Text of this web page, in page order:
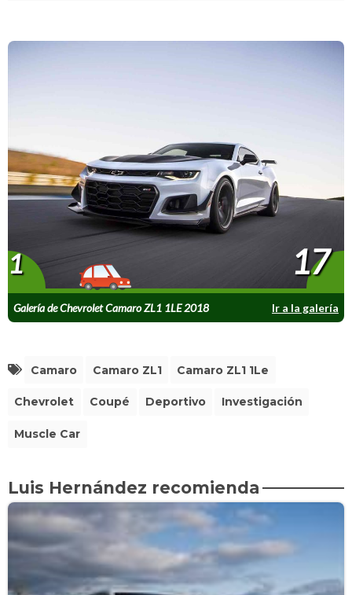
Galería de Chevrolet Camaro ZL1 1LE 2018 Ir a la galería
1 17
Camaro Camaro ZL1 Camaro ZL1 1Le
Chevrolet Coupé Deportivo Investigación
Muscle Car
Luis Hernández recomienda